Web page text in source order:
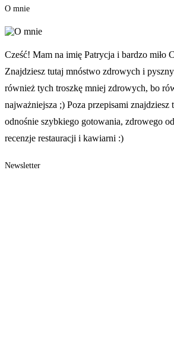
O mnie
Cześć! Mam na imię Patrycja i bardzo miło
Znajdziesz tutaj mnóstwo zdrowych i
również tych troszkę mniej zdrowych, bo
najważniejsza ;) Poza przepisami znajdziesz
odnośnie szybkiego gotowania, zdrowego
recenzje restauracji i kawiarni :)
Newsletter